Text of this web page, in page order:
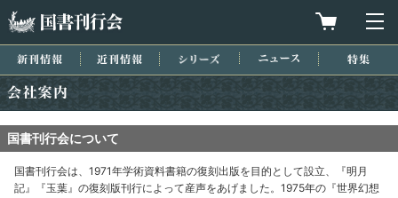
買物カゴを
新刊情報 近刊情報 シリーズ ニュース
国書刊行会について
国書刊行会は、1971年学術資料書籍の復刻出版を目的として設立、『明月
記』『玉葉』の復刻版刊行によって産声をあげました。1975年の『世界幻想